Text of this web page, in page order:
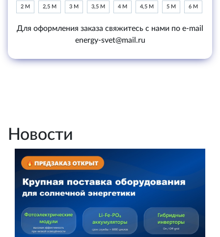
2 М 2,5 М 3 М 3,5 М 4 М 4,5 М 5 М 6 М
Для оформления заказа свяжитесь с нами по e-mail
energy-svet@mail.ru
Новости